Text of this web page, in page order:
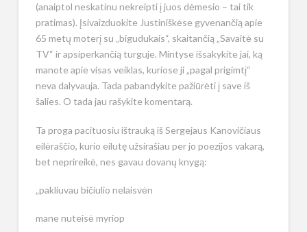
(anaiptol neskatinu nekreipti į juos dėmesio – tai tik
pratimas). Įsivaizduokite Justiniškėse gyvenančią apie
65 metų moterį su „bigudukais“, skaitančią „Savaitė su
TV“ ir apsiperkančią turguje. Mintyse išsakykite jai, ką
manote apie visas veiklas, kuriose ji „pagal prigimtį“
neva dalyvauja. Tada pabandykite pažiūrėti į save iš
šalies. O tada jau rašykite komentarą.
Ta proga pacituosiu ištrauką iš Sergejaus Kanovičiaus
eilėraščio, kurio eilutę užsirašiau per jo poezijos vakarą,
bet neprireikė, nes gavau dovanų knygą:
„pakliuvau bičiulio nelaisvėn
mane nuteisė myriop